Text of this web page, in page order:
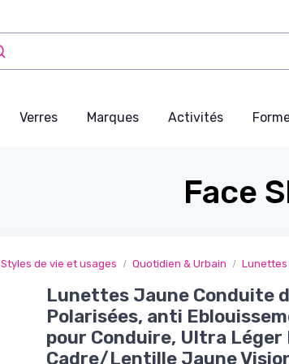
Verres Marques Activités
Face
Styles de vie et usages Quotidien & Urbain Lunettes
Lunettes Jaune Conduite
Polarisées, anti
pour Conduire, Ultra Léger
Cadre/Lentille Jaune